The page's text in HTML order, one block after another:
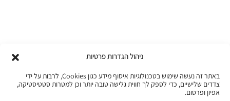
ניהול הגדרות פרטיות
באתר זה נעשה שימוש בטכנולוגיות איסוף מידע כגון Cookies, לרבות על ידי
צדדים שלישיים, כדי לספק לך חווית גלישה טובה יותר וכן למטרות סטטיסטיקה,
אפיון ופרסום.